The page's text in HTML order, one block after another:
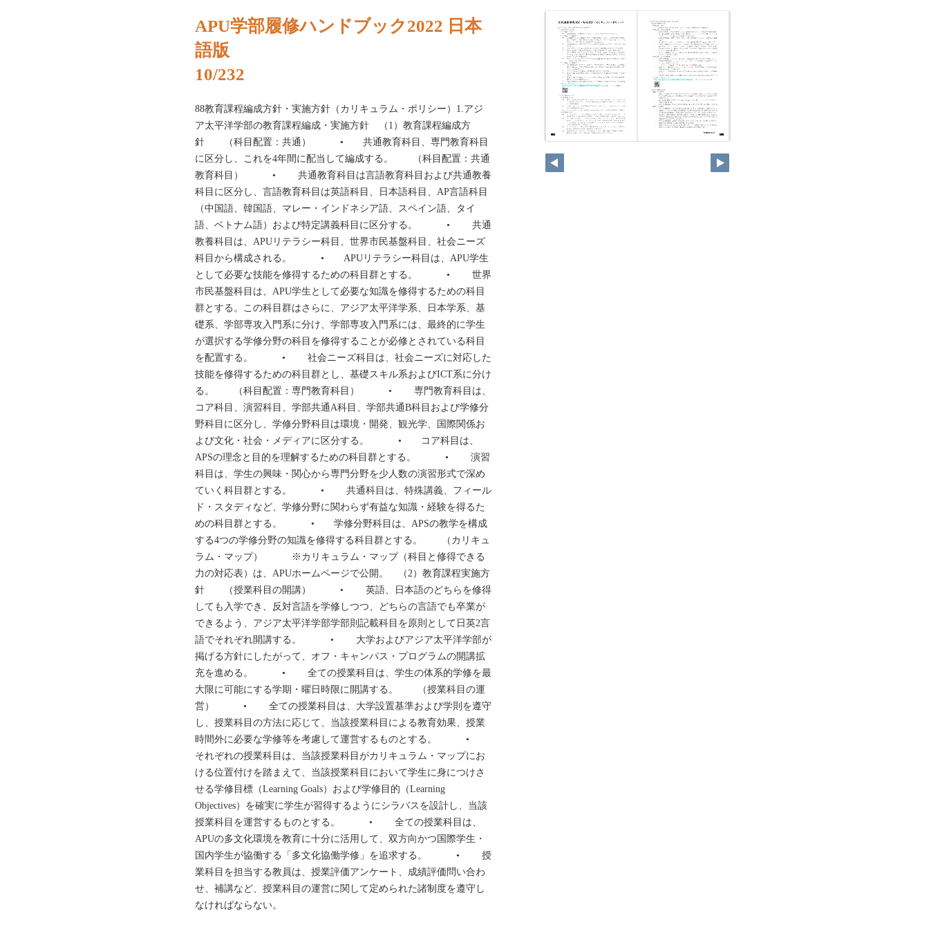
APU学部履修ハンドブック2022 日本
語版
10/232
88教育課程編成方針・実施方針（カリキュラム・ポリシー）1.アジ
ア太平洋学部の教育課程編成・実施方針 （1）教育課程編成方
針 （科目配置：共通） • 共通教育科目、専門教育科目
に区分し、これを4年間に配当して編成する。 （科目配置：共通
教育科目） • 共通教育科目は言語教育科目および共通教養
科目に区分し、言語教育科目は英語科目、日本語科目、AP言語科目
（中国語、韓国語、マレー・インドネシア語、スペイン語、タイ
語、ベトナム語）および特定講義科目に区分する。 • 共通
教養科目は、APUリテラシー科目、世界市民基盤科目、社会ニーズ
科目から構成される。 • APUリテラシー科目は、APU学生
として必要な技能を修得するための科目群とする。 • 世界
市民基盤科目は、APU学生として必要な知識を修得するための科目
群とする。この科目群はさらに、アジア太平洋学系、日本学系、基
礎系、学部専攻入門系に分け、学部専攻入門系には、最終的に学生
が選択する学修分野の科目を修得することが必修とされている科目
を配置する。 • 社会ニーズ科目は、社会ニーズに対応した
技能を修得するための科目群とし、基礎スキル系およびICT系に分け
る。 （科目配置：専門教育科目） • 専門教育科目は、
コア科目、演習科目、学部共通A科目、学部共通B科目および学修分
野科目に区分し、学修分野科目は環境・開発、観光学、国際関係お
よび文化・社会・メディアに区分する。 • コア科目は、
APSの理念と目的を理解するための科目群とする。 • 演習
科目は、学生の興味・関心から専門分野を少人数の演習形式で深め
ていく科目群とする。 • 共通科目は、特殊講義、フィール
ド・スタディなど、学修分野に関わらず有益な知識・経験を得るた
めの科目群とする。 • 学修分野科目は、APSの教学を構成
する4つの学修分野の知識を修得する科目群とする。 （カリキュ
ラム・マップ） ※カリキュラム・マップ（科目と修得できる
力の対応表）は、APUホームページで公開。 （2）教育課程実施方
針 （授業科目の開講） • 英語、日本語のどちらを修得
しても入学でき、反対言語を学修しつつ、どちらの言語でも卒業が
できるよう、アジア太平洋学部学部則記載科目を原則として日英2言
語でそれぞれ開講する。 • 大学およびアジア太平洋学部が
掲げる方針にしたがって、オフ・キャンパス・プログラムの開講拡
充を進める。 • 全ての授業科目は、学生の体系的学修を最
大限に可能にする学期・曜日時限に開講する。 （授業科目の運
営） • 全ての授業科目は、大学設置基準および学則を遵守
し、授業科目の方法に応じて、当該授業科目による教育効果、授業
時間外に必要な学修等を考慮して運営するものとする。 •
それぞれの授業科目は、当該授業科目がカリキュラム・マップにお
ける位置付けを踏まえて、当該授業科目において学生に身につけさ
せる学修目標（Learning Goals）および学修目的（Learning
Objectives）を確実に学生が習得するようにシラバスを設計し、当該
授業科目を運営するものとする。 • 全ての授業科目は、
APUの多文化環境を教育に十分に活用して、双方向かつ国際学生・
国内学生が協働する「多文化協働学修」を追求する。 • 授
業科目を担当する教員は、授業評価アンケート、成績評価問い合わ
せ、補講など、授業科目の運営に関して定められた諸制度を遵守し
なければならない。